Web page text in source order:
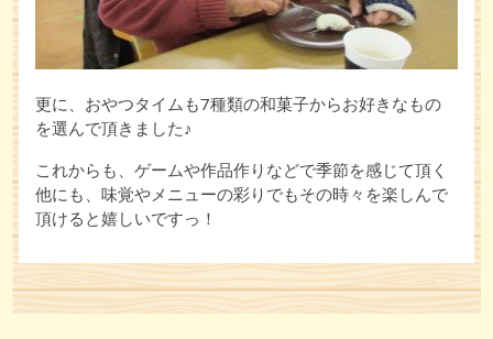
更に、おやつタイムも7種類の和菓子からお好きなもの
を選んで頂きました♪
これからも、ゲームや作品作りなどで季節を感じて頂く
他にも、味覚やメニューの彩りでもその時々を楽しんで
頂けると嬉しいですっ！